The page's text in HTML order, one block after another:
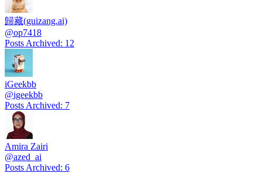
歸藏(guizang.ai)
@op7418
Posts Archived: 12
iGeekbb
@igeekbb
Posts Archived: 7
Amira Zairi
@azed_ai
Posts Archived: 6